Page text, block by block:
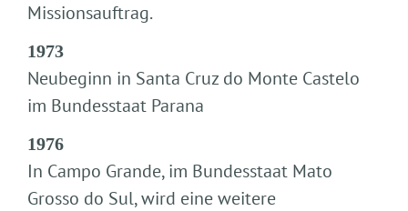
Missionsauftrag.
1973
Neubeginn in Santa Cruz do Monte Castelo
im Bundesstaat Parana
1976
In Campo Grande, im Bundesstaat Mato
Grosso do Sul, wird eine weitere